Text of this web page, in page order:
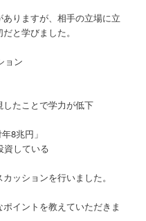
りますが、相手の立場に立
と学びました。
ョン
たことで学力が低下
8兆円」
資している
ッションを行いました。
イントを教えていただきま